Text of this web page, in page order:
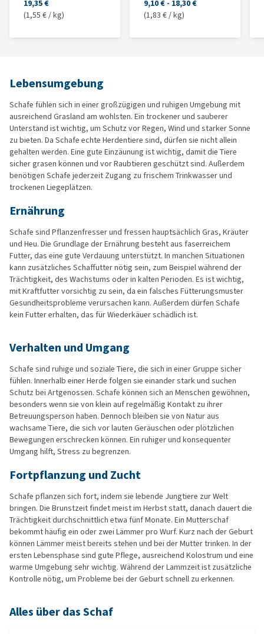
19,35 €
(1,55 € / kg)
9,10 € - 18,30 €
(1,83 € / kg)
Lebensumgebung
Schafe fühlen sich in einer großzügigen und ruhigen Umgebung mit
ausreichend Grasland am wohlsten. Ein trockener und sauberer
Unterstand ist wichtig, um Schutz vor Regen, Wind und starker Sonne
zu bieten. Da Schafe echte Herdentiere sind, dürfen sie nicht allein
gehalten werden. Eine gute Einzäunung ist wichtig, damit die Tiere
sicher grasen können und vor Raubtieren geschützt sind. Außerdem
benötigen Schafe jederzeit Zugang zu frischem Trinkwasser und
trockenen Liegeplätzen.
Ernährung
Schafe sind Pflanzenfresser und fressen hauptsächlich Gras, Kräuter
und Heu. Die Grundlage der Ernährung besteht aus faserreichem
Futter, das eine gute Verdauung unterstützt. In manchen Situationen
kann zusätzliches Schaffutter nötig sein, zum Beispiel während der
Trächtigkeit, des Wachstums oder in kalten Perioden. Es ist wichtig,
mit Kraftfutter vorsichtig zu sein, da ein falsches Fütterungsmuster
Gesundheitsprobleme verursachen kann. Außerdem dürfen Schafe
kein Futter erhalten, das für Wiederkäuer schädlich ist.
Verhalten und Umgang
Schafe sind ruhige und soziale Tiere, die sich in einer Gruppe sicher
fühlen. Innerhalb einer Herde folgen sie einander stark und suchen
Schutz bei Artgenossen. Schafe können sich an Menschen gewöhnen,
besonders wenn sie von klein auf regelmäßig Kontakt zu ihrer
Betreuungsperson haben. Dennoch bleiben sie von Natur aus
wachsame Tiere, die sich vor lauten Geräuschen oder plötzlichen
Bewegungen erschrecken können. Ein ruhiger und konsequenter
Umgang hilft, Stress zu begrenzen.
Fortpflanzung und Zucht
Schafe pflanzen sich fort, indem sie lebende Jungtiere zur Welt
bringen. Die Brunstzeit findet meist im Herbst statt, danach dauert die
Trächtigkeit durchschnittlich etwa fünf Monate. Ein Mutterschaf
bekommt häufig ein oder zwei Lämmer pro Wurf. Kurz nach der Geburt
können Lämmer meist bereits stehen und bei der Mutter trinken. In der
ersten Lebensphase sind gute Pflege, ausreichend Kolostrum und eine
warme Umgebung sehr wichtig. Während der Lammzeit ist zusätzliche
Kontrolle nötig, um Probleme bei der Geburt schnell zu erkennen.
Alles über das Schaf